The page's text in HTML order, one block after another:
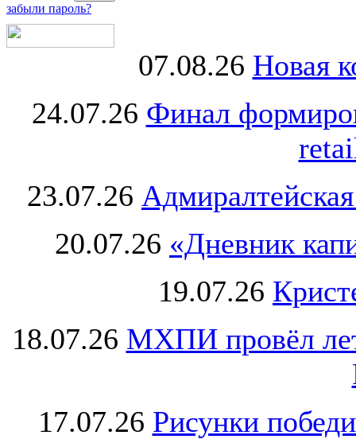
забыли пароль?
07.08.26 Новая
24.07.26 Финал
23.07.26
20.07.26 «Дневник
19.07.26
18.07.26 МХПИ провёл
17.07.26 Рисунки